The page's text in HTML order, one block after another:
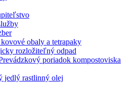
kovové obaly a tetrapaky
rozložiteľný odpad
poriadok kompostoviska
jedlý rastlinný olej